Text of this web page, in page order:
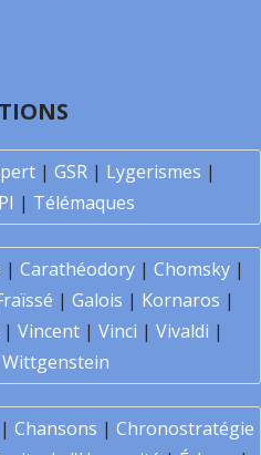
| GSR| Lygerismes |
PI | Télémaques
| Carathéodory| Chomsky|
| Galois | Kornaros |
| Vincent | Vinci | Vivaldi |
Wittgenstein
| Chansons | Chronostratégie